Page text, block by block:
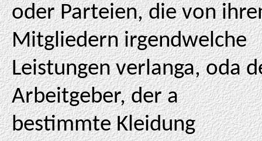
oder Parteien, die von
Mitgliedern irgendwelche
Leistungen verlanga, oda
Arbeitgeber, der a
bestimmte Kleidung